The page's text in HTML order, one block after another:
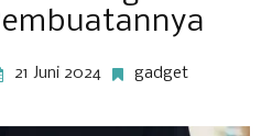
21 Juni 2024 gadget